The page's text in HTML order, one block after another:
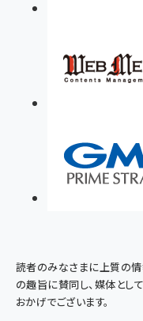
読者のみなさまに上質の
の趣旨に賛同し、媒体とし
おかげでございます。